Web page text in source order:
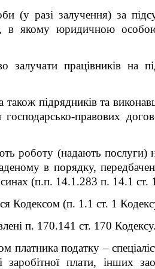
(у разі залучення) за
в якому юридичною
залучати працівників на
також підрядників та
правових
роботу (надають послуги)
в порядку,
(п.п. 14.1.283 п. 14.1 ст.
Кодексом (п. 1.1 ст. 1
п. 170.141 ст. 170 Кодексу.
платника податку –
плати, інших